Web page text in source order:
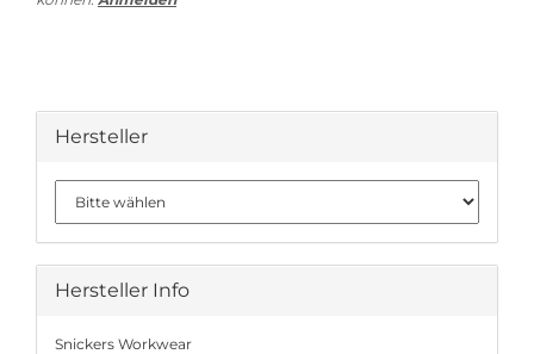
Hersteller
Hersteller Info
Snickers Workwear